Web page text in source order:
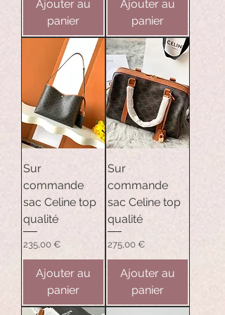
Ajouter au
panier
Ajouter au
panier
Sur
commande
sac Celine top
qualité
Prix
235,00 €
Ajouter au
panier
Sur
commande
sac Celine top
qualité
Prix
275,00 €
Ajouter au
panier